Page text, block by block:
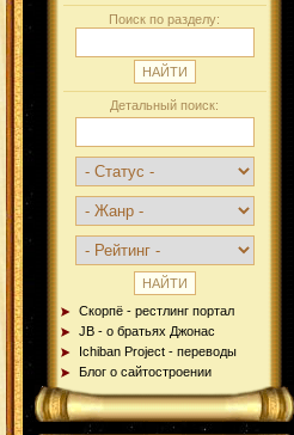
Поиск по разделу:
Детальный поиск:
Скорпё - рестлинг портал
JB - о братьях Джонас
Ichiban Project - переводы
Блог о сайтостроении